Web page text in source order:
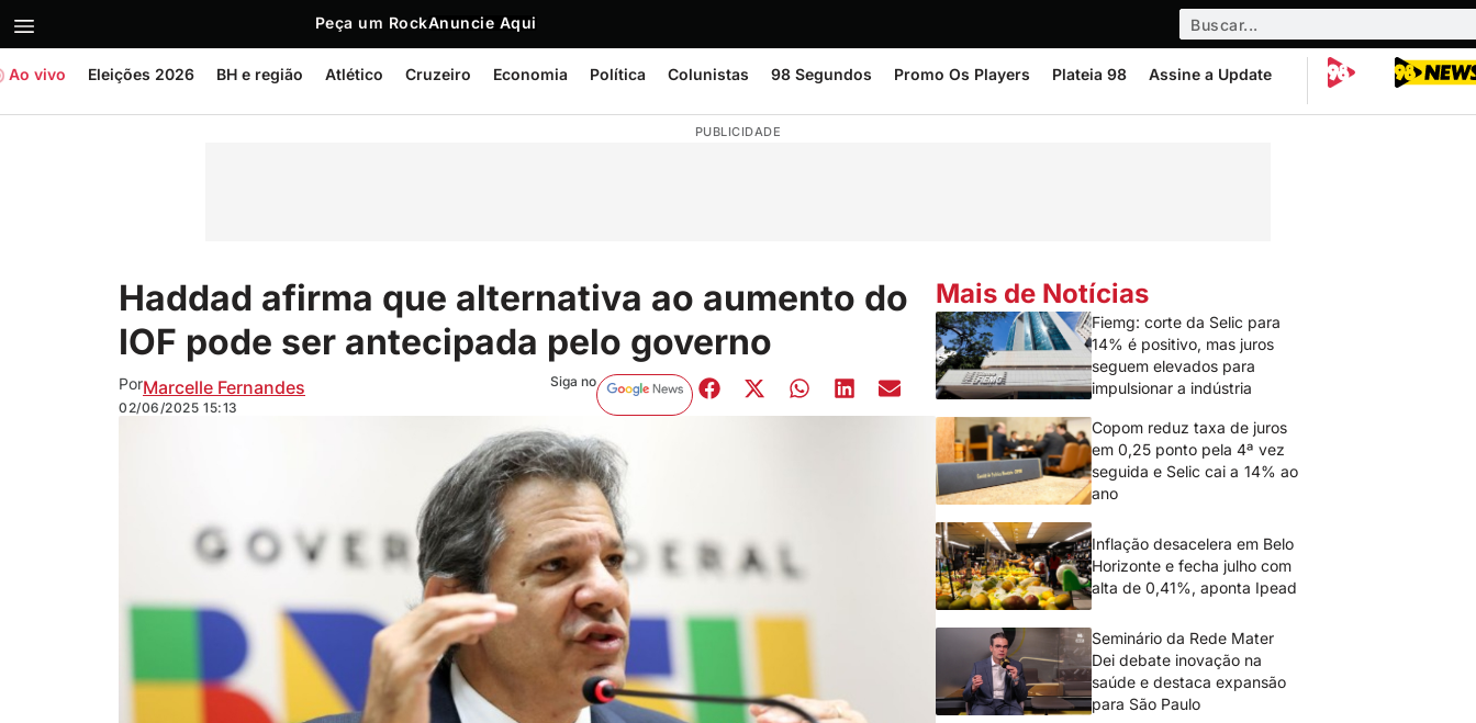
Peça um RockAnuncie Aqui
Ao vivo Eleições 2026 BH e região Atlético Cruzeiro Economia Política Colunistas 98 Segundos Promo Os Players Plateia 98 Assine a Update
PUBLICIDADE
Haddad afirma que alternativa ao aumento do
IOF pode ser antecipada pelo governo
PorMarcelle Fernandes
02/06/2025 15:13
Siga no
Mais de Notícias
Fiemg: corte da Selic para
14% é positivo, mas juros
seguem elevados para
impulsionar a indústria
Copom reduz taxa de juros
em 0,25 ponto pela 4ª vez
seguida e Selic cai a 14% ao
ano
Inflação desacelera em Belo
Horizonte e fecha julho com
alta de 0,41%, aponta Ipead
Seminário da Rede Mater
Dei debate inovação na
saúde e destaca expansão
para São Paulo